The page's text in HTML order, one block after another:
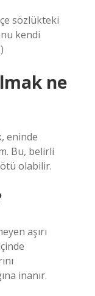
sözlükteki
kendi
ne
eninde
Bu, belirli
olabilir.
aşırı
inanır.